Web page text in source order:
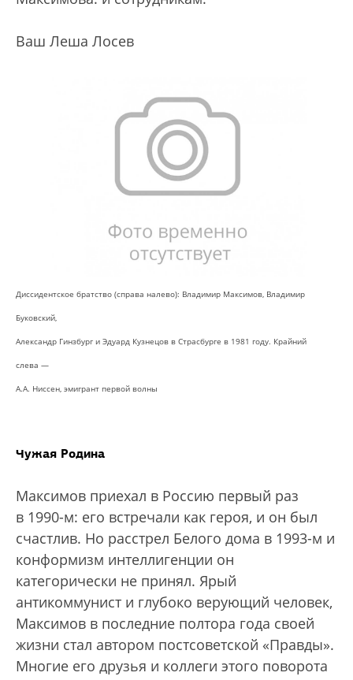
Ваш Леша Лосев
Диссидентское братство (справа налево): Владимир Максимов, Владимир
Буковский,
Александр Гинзбург и Эдуард Кузнецов в Страсбурге в 1981 году. Крайний
слева —
А.А. Ниссен, эмигрант первой волны
Чужая Родина
Максимов приехал в Россию первый раз
в 1990-м: его встречали как героя, и он был
счастлив. Но расстрел Белого дома в 1993-м и
конформизм интеллигенции он
категорически не принял. Ярый
антикоммунист и глубоко верующий человек,
Максимов в последние полтора года своей
жизни стал автором постсоветской «Правды».
Многие его друзья и коллеги этого поворота